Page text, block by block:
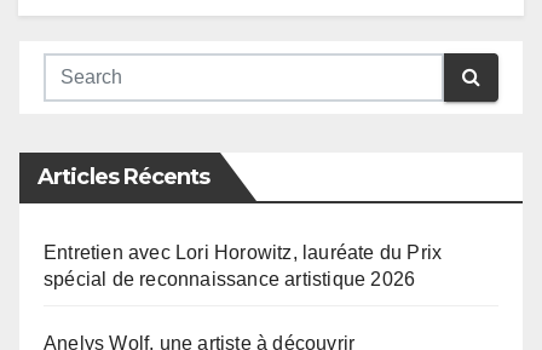
Articles Récents
Entretien avec Lori Horowitz, lauréate du Prix
spécial de reconnaissance artistique 2026
Anelys Wolf, une artiste à découvrir